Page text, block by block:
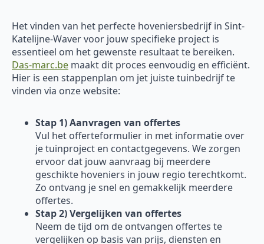
Het vinden van het perfecte hoveniersbedrijf in Sint-
Katelijne-Waver voor jouw specifieke project is
essentieel om het gewenste resultaat te bereiken.
Das-marc.be maakt dit proces eenvoudig en efficiënt.
Hier is een stappenplan om jet juiste tuinbedrijf te
vinden via onze website:
Stap 1) Aanvragen van offertes
Vul het offerteformulier in met informatie over
je tuinproject en contactgegevens. We zorgen
ervoor dat jouw aanvraag bij meerdere
geschikte hoveniers in jouw regio terechtkomt.
Zo ontvang je snel en gemakkelijk meerdere
offertes.
Stap 2) Vergelijken van offertes
Neem de tijd om de ontvangen offertes te
vergelijken op basis van prijs, diensten en